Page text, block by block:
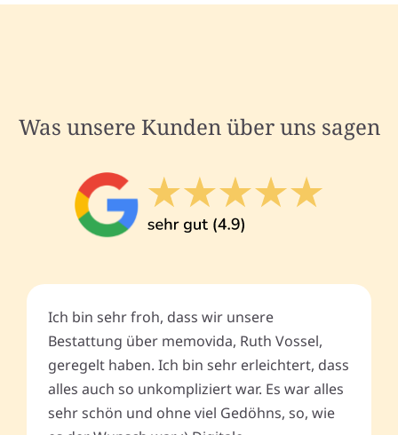
Was unsere Kunden über uns sagen
Ich bin sehr froh, dass wir unsere
Bestattung über memovida, Ruth Vossel,
geregelt haben. Ich bin sehr erleichtert, dass
alles auch so unkompliziert war. Es war alles
sehr schön und ohne viel Gedöhns, so, wie